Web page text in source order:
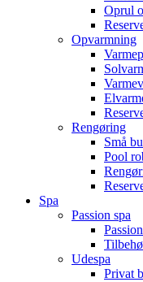
Oprul
Opvarmning
Rengøring
Små
Pool
Spa
Passion spa
Udespa
Privat